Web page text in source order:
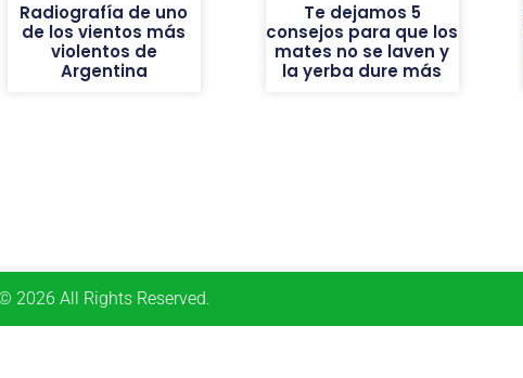
Radiografía de uno
de los vientos más
violentos de
Argentina
Te dejamos 5
consejos para que los
mates no se laven y
la yerba dure más
2026 All Rights Reserved.